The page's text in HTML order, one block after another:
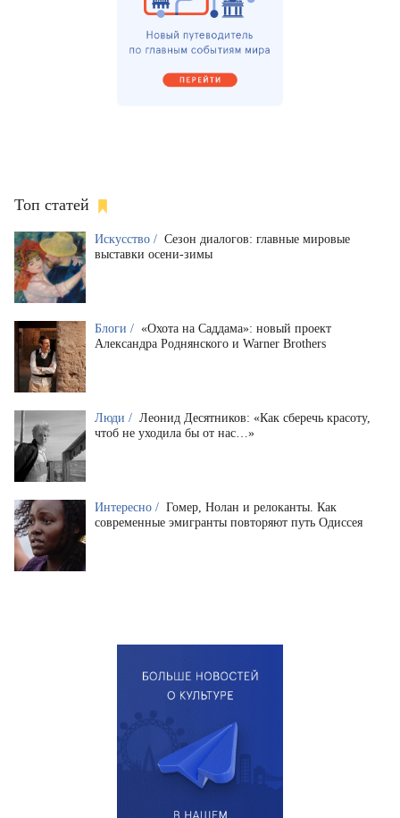
Топ статей
Искусство / Сезон диалогов: главные мировые
выставки осени-зимы
Блоги / «Охота на Саддама»: новый проект
Александра Роднянского и Warner Brothers
Люди / Леонид Десятников: «Как сберечь красоту,
чтоб не уходила бы от нас…»
Интересно / Гомер, Нолан и релоканты. Как
современные эмигранты повторяют путь Одиссея